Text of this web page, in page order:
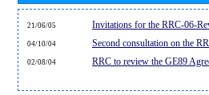
21/06/05 Invitations for the RRC-06-
04/10/04 Second consultation on the
02/08/04 RRC to review the GE89